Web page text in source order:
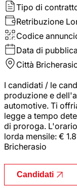
Tipo di
Retribuzione
Codice
Data di
Città
I candidati / le
produzione e
automotive. Ti
legge a tempo
di proroga.
lorda mensile: €
Bricherasio
Candidati